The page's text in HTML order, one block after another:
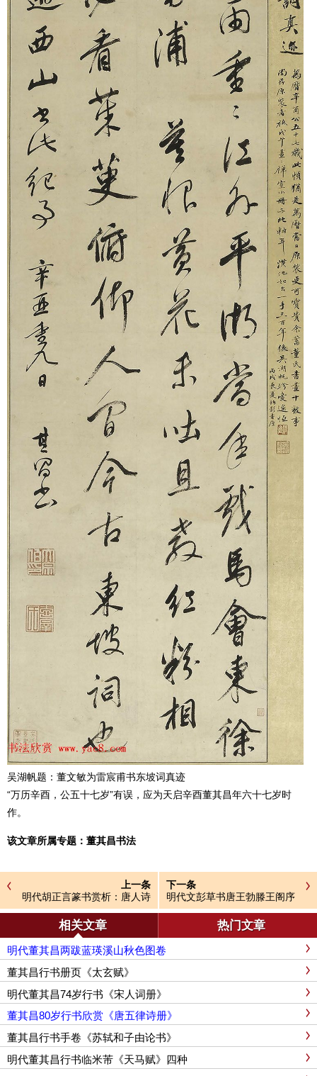
吴湖帆题：董文敏为雷宸甫书东坡词真迹
“万历辛酉，公五十七岁”有误，应为天启辛酉董其昌年六十七岁时
作。
该文章所属专题： 董其昌书法
上一条
明代胡正言篆书赏析：唐人诗
两首
下一条
明代文彭草书唐王勃滕王阁序
相关文章 热门文章
明代董其昌两跋蓝瑛溪山秋色图卷
董其昌行书册页《太玄赋》
明代董其昌74岁行书《宋人词册》
董其昌80岁行书欣赏《唐五律诗册》
董其昌行书手卷《苏轼和子由论书》
明代董其昌行书临米芾《天马赋》四种